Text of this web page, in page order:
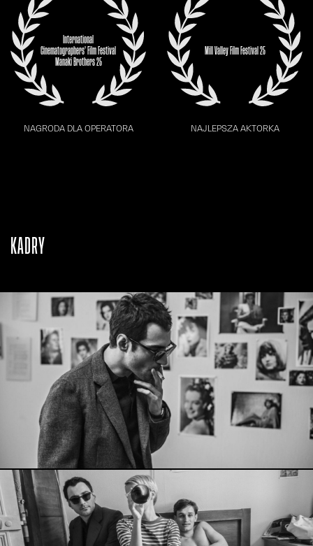
International
Cinematographers' Film Festival
Manaki Brothers 25
NAGRODA DLA OPERATORA
Mill Valley Film Festival 25
NAJLEPSZA AKTORKA
KADRY